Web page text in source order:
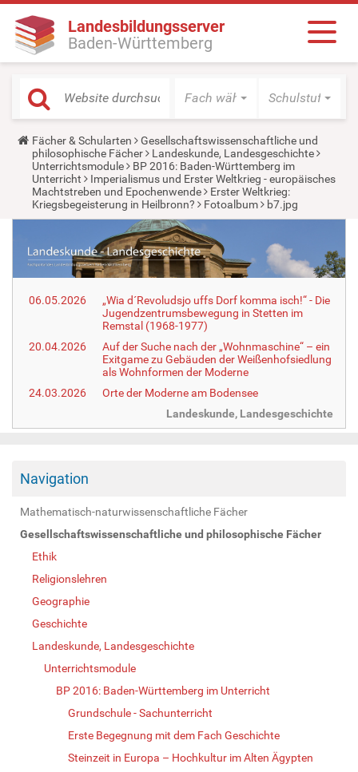
Landesbildungsserver
Baden-Württemberg
Fach wählen Schulstufe
Y
o
u
a
r
e
h
e
:
Fächer & Schularten
Gesellschaftswissenschaftliche und
philosophische Fächer
Landeskunde, Landesgeschichte
Unterrichtsmodule
BP 2016: Baden-Württemberg im
Unterricht
Imperialismus und Erster Weltkrieg - europäisches
Machtstreben und Epochenwende
Erster Weltkrieg:
Kriegsbegeisterung in Heilbronn?
Fotoalbum b7.jpg
06.05.2026
„Wia d´Revoludsjo uffs Dorf komma isch!“ - Die
Jugendzentrumsbewegung in Stetten im
Remstal (1968-1977)
20.04.2026
Auf der Suche nach der „Wohnmaschine“ – ein
Exitgame zu Gebäuden der Weißenhofsiedlung
als Wohnformen der Moderne
24.03.2026
Orte der Moderne am Bodensee
Landeskunde, Landesgeschichte
Navigation
Mathematisch-naturwissenschaftliche Fächer
Gesellschaftswissenschaftliche und philosophische Fächer
Ethik
Religionslehren
Geographie
Geschichte
Landeskunde, Landesgeschichte
Unterrichtsmodule
BP 2016: Baden-Württemberg im Unterricht
Grundschule - Sachunterricht
Erste Begegnung mit dem Fach Geschichte
Steinzeit in Europa – Hochkultur im Alten Ägypten